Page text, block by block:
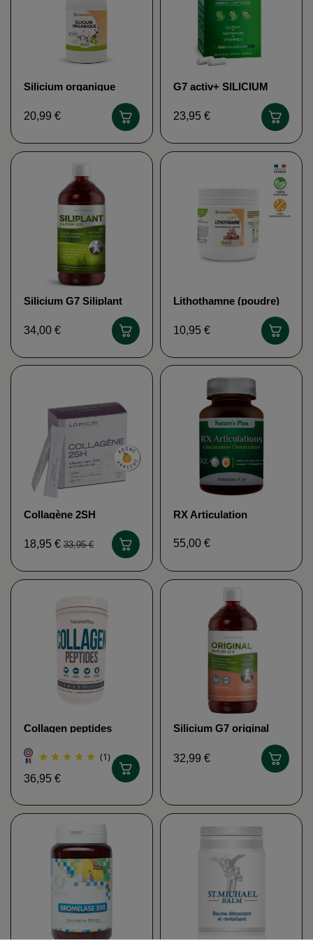
Silicium organique
20,99 €
G7 activ+ SILICIUM
23,95 €
Silicium G7 Siliplant
34,00 €
Lithothamne (poudre)
10,95 €
Collagène 2SH
LORICA
18,95 €33,95 €
RX Articulation
55,00 €
Collagen peptides
(1)
36,95 €
Silicium G7 original
Loic Le Ribault
32,99 €